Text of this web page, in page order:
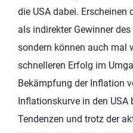
die USA dabei. Erscheinen
als indirekter Gewinner
sondern können auch mal
schnelleren Erfolg im
Bekämpfung der Inflation
Inflationskurve in den USA
Tendenzen und trotz der